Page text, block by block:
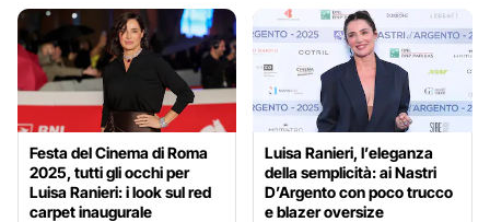
Festa del Cinema di Roma
2025, tutti gli occhi per
Luisa Ranieri: i look sul red
carpet inaugurale
Luisa Ranieri, l’eleganza
della semplicità: ai Nastri
D’Argento con poco trucco
e blazer oversize